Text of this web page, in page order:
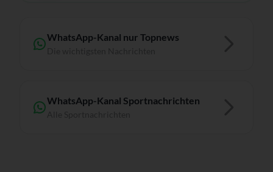
WhatsApp-Kanal nur Topnews
WhatsApp-Kanal Sportnachrichten